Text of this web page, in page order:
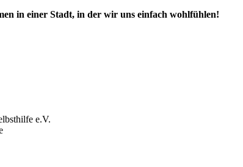
in einer Stadt, in der wir uns einfach wohlfühlen!
e.V.